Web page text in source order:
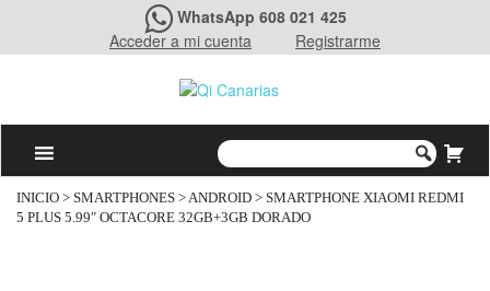
WhatsApp 608 021 425
Acceder a mi cuenta
Registrarme
INICIO > SMARTPHONES >ANDROID > SMARTPHONE XIAOMI REDMI
5 PLUS 5.99″ OCTACORE 32GB+3GB DORADO